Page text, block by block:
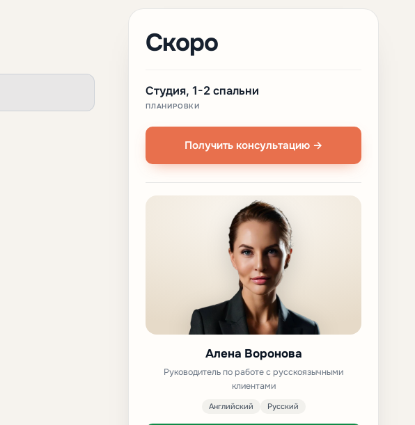
Скоро
Студия, 1-2 спальни
ПЛАНИРОВКИ
Получить консультацию →
Алена Воронова
Руководитель по работе с русскоязычными
клиентами
Английский Русский